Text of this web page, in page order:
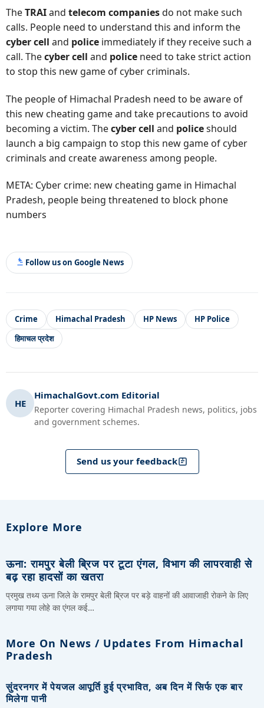
TheTRAIand telecom companiesdo not make such
calls. People need to understand this and inform the
cyber cell and police immediately if they receive such a
call. Thecyber cell and police need to take strict action
to stop this new game of cyber criminals.
The people of Himachal Pradesh need to be aware of
this new cheating game and take precautions to avoid
becoming a victim. Thecyber cell and policeshould
launch a big campaign to stop this new game of cyber
criminals and create awareness among people.
META: Cyber crime: new cheating game in Himachal
Pradesh, people being threatened to block phone
numbers
Follow us on Google News
Crime Himachal Pradesh HP News
HP Police
हिमाचल प्रदेश
HE
HimachalGovt.com Editorial
Reporter covering Himachal Pradesh news, politics, jobs
and government schemes.
Send us your feedback
Explore More
ऊना: रामपुर बेली ब्रिज पर टूटा एंगल, विभाग की लापरवाही से
बढ़ रहा हादसों का खतरा
प्रमुख तथ्य ऊना जिले के रामपुर बेली ब्रिज पर बड़े वाहनों की आवाजाही रोकने के लिए
लगाया गया लोहे का एंगल कई…
More On News / Updates From Himachal
Pradesh
सुंदरनगर में पेयजल आपूर्ति हुई प्रभावित, अब दिन में सिर्फ एक बार
मिलेगा पानी